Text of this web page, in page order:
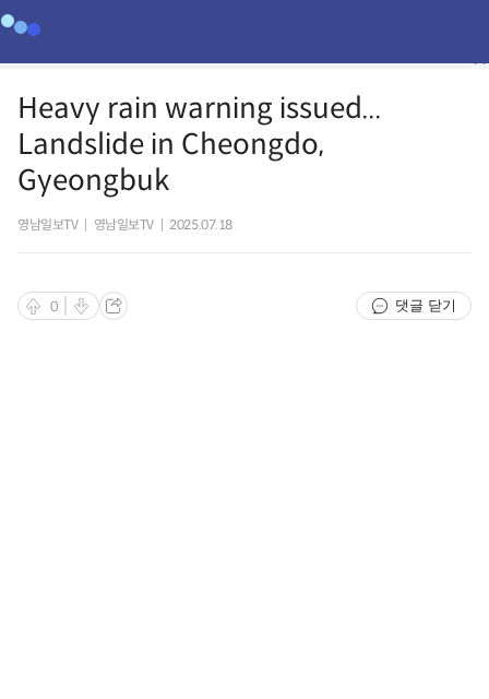
Heavy rain warning issued...
Landslide in Cheongdo,
Gyeongbuk
영남일보TV 영남일보TV 2025.07.18
0 댓글 닫기